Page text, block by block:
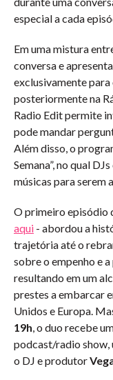
especial a cada
Em uma mistura
conversa e
exclusivamente
posteriormente na
Radio Edit permite
pode mandar
Além disso, o
Semana”, no qual
músicas para serem
O primeiro episódio
aqui - abordou a
trajetória até o
sobre o empenho e
resultando em um
prestes a embarcar
Unidos e Europa.
19h, o duo recebe
podcast/radio show,
o DJ e produtor